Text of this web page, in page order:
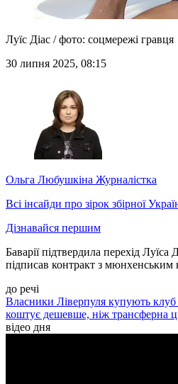
Луїс Діас / фото: соцмережі гравця
30 липня 2025, 08:15
Ольга Любушкіна Журналістка
Всі інсайди про зірок збірної
Дізнавайся першим
Баварії підтвердила перехід Луїса
підписав контракт з мюнхенським
до речі
Власники Ліверпуля купують
коштує дешевше, ніж трансферна
відео дня